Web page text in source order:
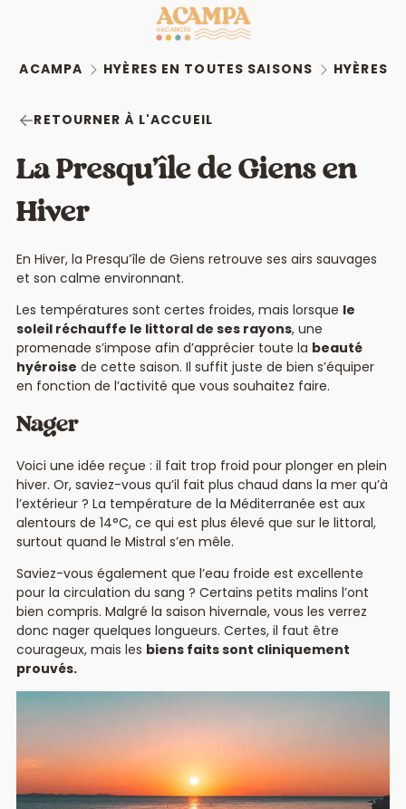
ACAMPA HYÈRES EN TOUTES SAISONS HYÈRES
RETOURNER À L'ACCUEIL
La Presqu’île de Giens en
Hiver
En Hiver, la Presqu’île de Giens retrouve ses airs sauvages
et son calme environnant.
Les températures sont certes froides, mais lorsque le
soleil réchauffe le littoral de ses rayons, une
promenade s’impose afin d’apprécier toute la beauté
hyéroise de cette saison. Il suffit juste de bien s’équiper
en fonction de l’activité que vous souhaitez faire.
Nager
Voici une idée reçue : il fait trop froid pour plonger en plein
hiver. Or, saviez-vous qu’il fait plus chaud dans la mer qu’à
l’extérieur ? La température de la Méditerranée est aux
alentours de 14°C, ce qui est plus élevé que sur le littoral,
surtout quand le Mistral s’en mêle.
Saviez-vous également que l’eau froide est excellente
pour la circulation du sang ? Certains petits malins l’ont
bien compris. Malgré la saison hivernale, vous les verrez
donc nager quelques longueurs. Certes, il faut être
courageux, mais les biens faits sont cliniquement
prouvés.